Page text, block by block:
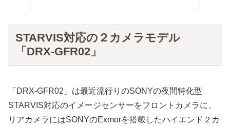
STARVIS対応の２カメラモデル
「DRX-GFR02」
「DRX-GFR02」は最近流行りのSONYの夜間特化型
STARVIS対応のイメージセンサーをフロントカメラに、
リアカメラにはSONYのExmorを搭載したハイエンド２カ